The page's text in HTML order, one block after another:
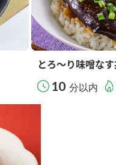
とろ～り味噌な
10 分以内